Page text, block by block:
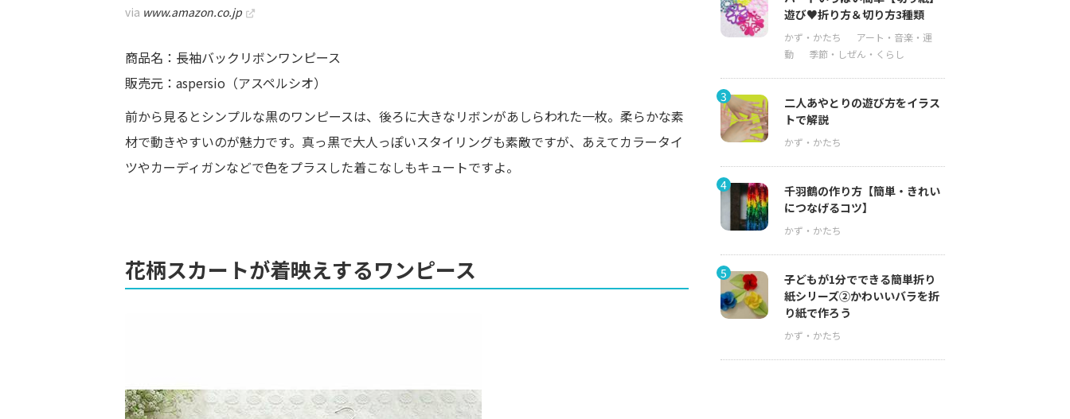
via www.amazon.co.jp
商品名：長袖バックリボンワンピース
販売元：aspersio（アスペルシオ）
前から見るとシンプルな黒のワンピースは、後ろに大きなリボンがあしらわれた一枚。柔らかな素
材で動きやすいのが魅力です。真っ黒で大人っぽいスタイリングも素敵ですが、あえてカラータイ
ツやカーディガンなどで色をプラスした着こなしもキュートですよ。
花柄スカートが着映えするワンピース
遊び♥折り方＆切り方3種類
3
二人あやとりの遊び方をイラス
トで解説
4
千羽鶴の作り方【簡単・きれい
につなげるコツ】
5
子どもが1分でできる簡単折り
紙シリーズ②かわいいバラを折
り紙で作ろう